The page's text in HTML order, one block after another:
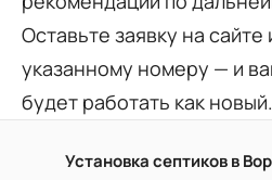
Оставьте заявку на сайте
указанному номеру — и
будет работать как новый.
Установка септиков в